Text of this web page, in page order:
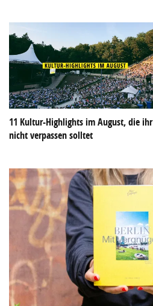
11 Kultur-Highlights im August, die ihr
nicht verpassen solltet